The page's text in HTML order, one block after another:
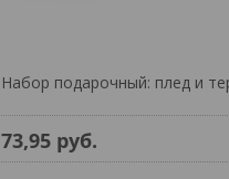
Набор подарочный: плед и
73,95 руб.